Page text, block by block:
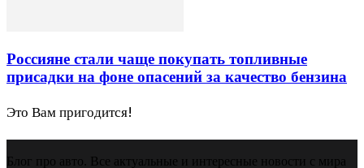
Россияне стали чаще покупать топливные
присадки на фоне опасений за качество бензина
Это Вам пригодится!
Блог про авто. Все актуальные и интересные новости с мира